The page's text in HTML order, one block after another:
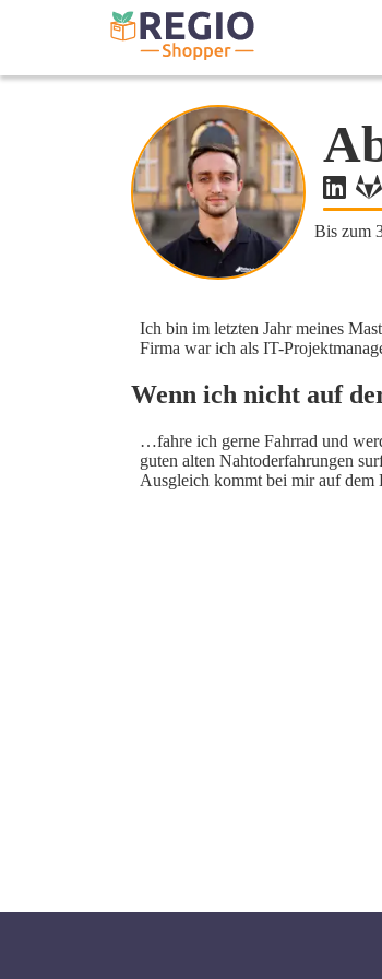
Bis zum
Ich bin im letzten Jahr meines
Firma war ich als IT-
Wenn ich nicht auf
…fahre ich gerne Fahrrad und
guten alten Nahtoderfahrungen
Ausgleich kommt bei mir auf dem